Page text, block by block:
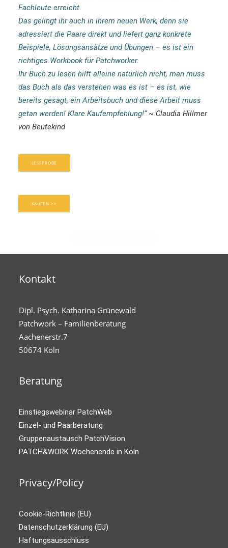
Fachleute erreicht.
Das gelingt ihr auch in ihrem neuen Werk, denn sie
adressiert die Paare direkt und liefert ganz konkrete
Beispiele, Lösungsansätze und Übungen – es ist ein
richtiges Workbook für Patchworker.
Ihr Buch zu lesen hilft alleine natürlich nicht, man muss
das Buch als das verstehen was es ist – es ist, wie
bereits gesagt, ein Arbeitsbuch und diese Arbeit muss
getan werden! Klare Kaufempfehlung!“~ Claudia Hillmer
von Beutekind
LESEPROBE
KAUFEN >>
Kontakt
Dipl. Psych. Katharina Grünewald
Patchwork – Familienberatung
Aachenerstr.7
50674 Köln
Beratung
Einstiegswebinar PatchWeb
Einzel- und Paarberatung
Gruppenaustausch PatchVision
PATCH&WORK Wochenende in Köln
Privacy/Policy
Cookie-Richtlinie (EU)
Datenschutzerklärung (EU)
Haftungsausschluss